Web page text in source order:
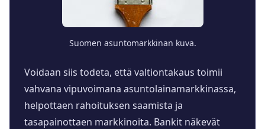
Suomen asuntomarkkinan kuva.
Voidaan siis todeta, että valtiontakaus toimii
vahvana vipuvoimana asuntolainamarkkinassa,
helpottaen rahoituksen saamista ja
tasapainottaen markkinoita. Bankit näkevät